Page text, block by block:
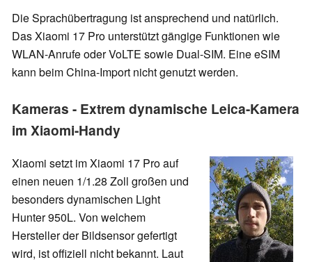
Die Sprachübertragung ist ansprechend und natürlich.
Das Xiaomi 17 Pro unterstützt gängige Funktionen wie
WLAN-Anrufe oder VoLTE sowie Dual-SIM. Eine eSIM
kann beim China-Import nicht genutzt werden.
Kameras - Extrem dynamische Leica-Kamera
im Xiaomi-Handy
Xiaomi setzt im Xiaomi 17 Pro auf
einen neuen 1/1.28 Zoll großen und
besonders dynamischen Light
Hunter 950L. Von welchem
Hersteller der Bildsensor gefertigt
wird, ist offiziell nicht bekannt. Laut